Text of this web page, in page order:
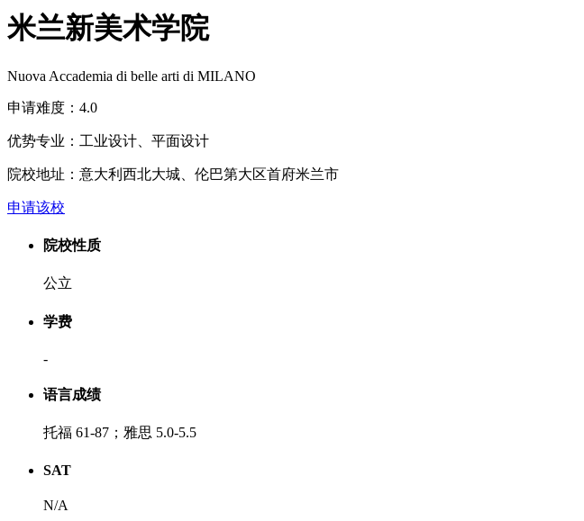
米兰新美术学院
Nuova Accademia di belle arti di MILANO
申请难度： 4.0
优势专业： 工业设计、平面设计
院校地址： 意大利西北大城、伦巴第大区首府米兰市
申请该校
院校性质
公立
学费
-
语言成绩
托福 61-87；雅思 5.0-5.5
SAT
N/A